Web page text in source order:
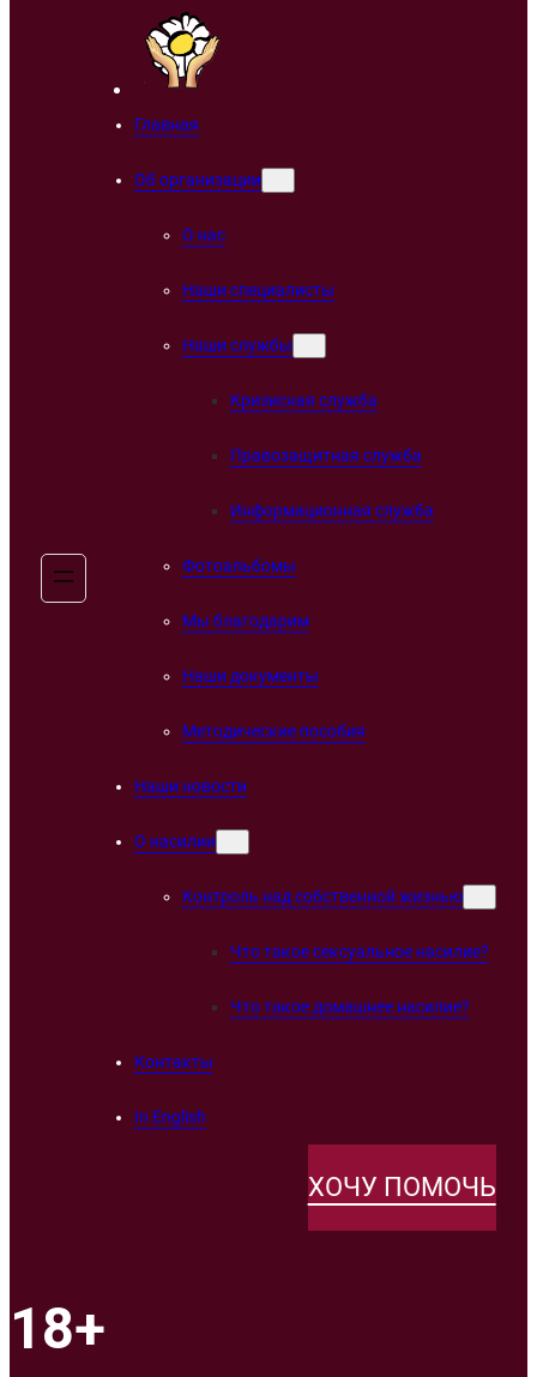
Главная
Об организации
О нас
Наши специалисты
Наши службы
Кризисная служба
Правозащитная служба
Информационная служба
Фотоальбомы
Мы благодарим
Наши документы
Методические пособия
Наши новости
О насилии
Контроль над собственной жизнью
Что такое сексуальное насилие?
Что такое домашнее насилие?
Контакты
In English
ХОЧУ ПОМОЧЬ
18+